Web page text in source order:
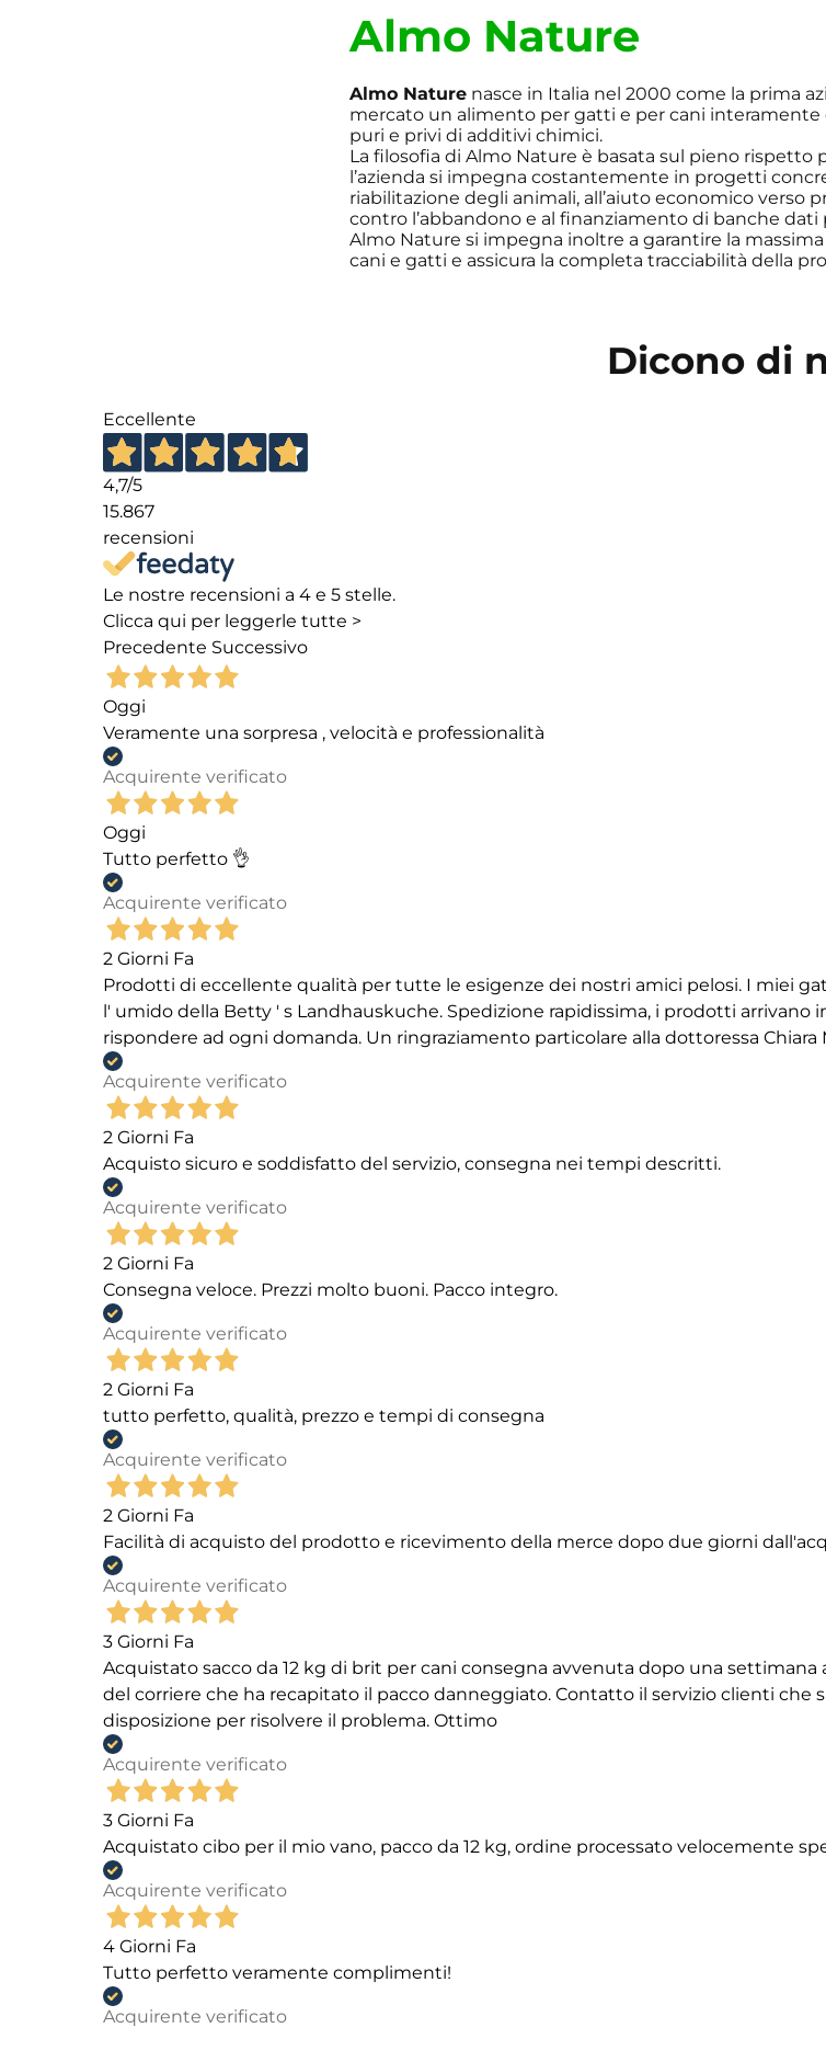
Almo Nature
Almo Nature nasce in Italia nel 2000 come la prima
mercato un alimento per gatti e per cani
puri e privi di additivi chimici.
La filosofia di Almo Nature è basata sul pieno
l’azienda si impegna costantemente in progetti
riabilitazione degli animali, all’aiuto economico verso
contro l’abbandono e al finanziamento di banche
Almo Nature si impegna inoltre a garantire la
cani e gatti e assicura la completa tracciabilità della
Dicono di
Eccellente
4,7/5
15.867
recensioni
Le nostre recensioni a 4 e 5 stelle.
Clicca qui per leggerle tutte >
Precedente Successivo
Oggi
Veramente una sorpresa , velocità e professionalità
Acquirente verificato
Oggi
Tutto perfetto 👌
Acquirente verificato
2 Giorni Fa
Prodotti di eccellente qualità per tutte le esigenze dei nostri amici pelosi. I miei
l' umido della Betty ' s Landhauskuche. Spedizione rapidissima, i prodotti
rispondere ad ogni domanda. Un ringraziamento particolare alla dottoressa
Acquirente verificato
2 Giorni Fa
Acquisto sicuro e soddisfatto del servizio, consegna nei tempi descritti.
Acquirente verificato
2 Giorni Fa
Consegna veloce. Prezzi molto buoni. Pacco integro.
Acquirente verificato
2 Giorni Fa
tutto perfetto, qualità, prezzo e tempi di consegna
Acquirente verificato
2 Giorni Fa
Facilità di acquisto del prodotto e ricevimento della merce dopo due giorni
Acquirente verificato
3 Giorni Fa
Acquistato sacco da 12 kg di brit per cani consegna avvenuta dopo una
del corriere che ha recapitato il pacco danneggiato. Contatto il servizio clienti che
disposizione per risolvere il problema. Ottimo
Acquirente verificato
3 Giorni Fa
Acquistato cibo per il mio vano, pacco da 12 kg, ordine processato velocemente
Acquirente verificato
4 Giorni Fa
Tutto perfetto veramente complimenti!
Acquirente verificato